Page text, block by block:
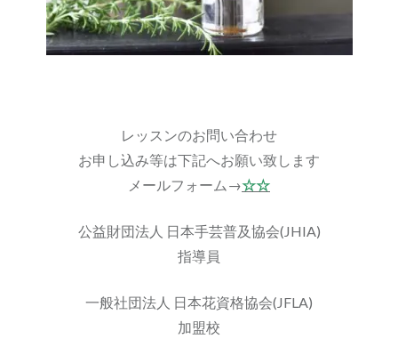
レッスンのお問い合わせ
お申し込み等は下記へお願い致します
メールフォーム→☆☆
公益財団法人 日本手芸普及協会(JHIA)
指導員
一般社団法人 日本花資格協会(JFLA)
加盟校